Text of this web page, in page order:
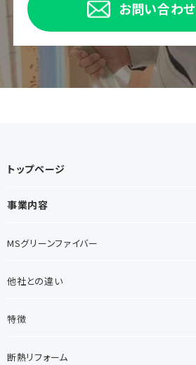
お問い合わせ
トップページ
事業内容
MSグリーンファイバー
他社との違い
特徴
断熱リフォーム